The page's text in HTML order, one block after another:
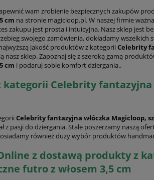
wam zrobienie bezpiecznych zakupów
cm na stronie magicloop.pl. W naszej firmie
zakupu jest prosta i intuicyjna. Nasz sklep jest
swojego zamówienia, dokładamy
jakość produktów z kategorii Celebrity
nasz sklep. Zapoznaj się z szeroką gamą
cm i podaruj sobie komfort dziergania..
Celebrity fantazyjna
Celebrity fantazyjna włóczka Magicloop,
pasji do dziergania. Stale poszerzamy naszą
również duży wybór produktów
z dostawą produkty z
futro z włosem 3,5 cm